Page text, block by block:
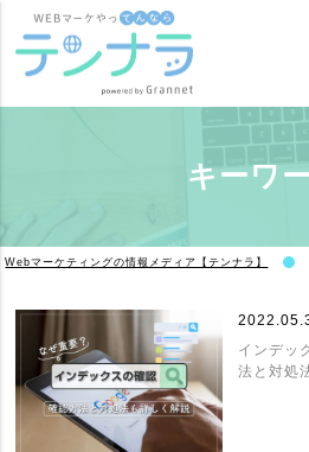
キーワ
Webマーケティングの情報メディア【テンナラ】
インデッ
法と対処